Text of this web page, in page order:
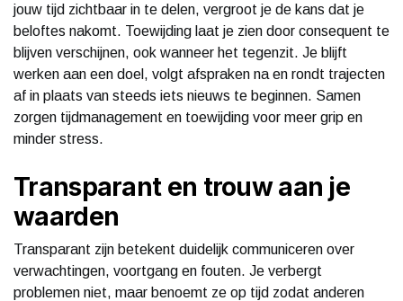
jouw tijd zichtbaar in te delen, vergroot je de kans dat je
beloftes nakomt. Toewijding laat je zien door consequent te
blijven verschijnen, ook wanneer het tegenzit. Je blijft
werken aan een doel, volgt afspraken na en rondt trajecten
af in plaats van steeds iets nieuws te beginnen. Samen
zorgen tijdmanagement en toewijding voor meer grip en
minder stress.
Transparant en trouw aan je
waarden
Transparant zijn betekent duidelijk communiceren over
verwachtingen, voortgang en fouten. Je verbergt
problemen niet, maar benoemt ze op tijd zodat anderen